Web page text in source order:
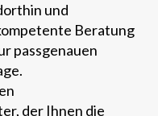
und
Beratung
passgenauen
der Ihnen die